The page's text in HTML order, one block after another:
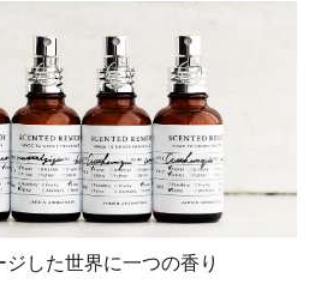
した世界に一つの香り